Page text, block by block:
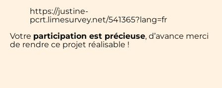
https://justine-
pcrt.limesurvey.net/541365?lang=fr
Votre participation est précieuse, d’avance merci
de rendre ce projet réalisable !